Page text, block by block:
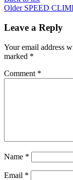
Older SPEED
Leave a Reply
Your email address
marked *
Comment *
Name *
Email *